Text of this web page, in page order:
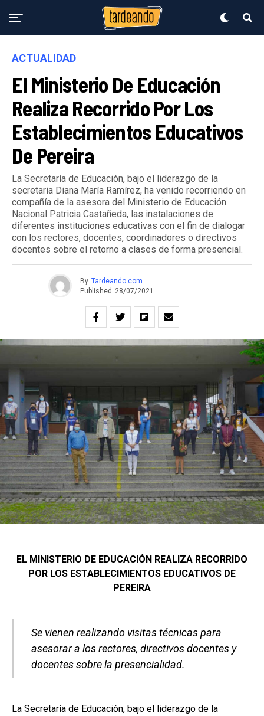
ACTUALIDAD
El Ministerio De Educación
Realiza Recorrido Por Los
Establecimientos Educativos
De Pereira
La Secretaría de Educación, bajo el liderazgo de la
secretaria Diana María Ramírez, ha venido recorriendo en
compañía de la asesora del Ministerio de Educación
Nacional Patricia Castañeda, las instalaciones de
diferentes instituciones educativas con el fin de dialogar
con los rectores, docentes, coordinadores o directivos
docentes sobre el retorno a clases de forma presencial.
By Tardeando.com
Published 28/07/2021
EL MINISTERIO DE EDUCACIÓN REALIZA RECORRIDO
POR LOS ESTABLECIMIENTOS EDUCATIVOS DE
PEREIRA
Se vienen realizando visitas técnicas para
asesorar a los rectores, directivos docentes y
docentes sobre la presencialidad.
La Secretaría de Educación, bajo el liderazgo de la